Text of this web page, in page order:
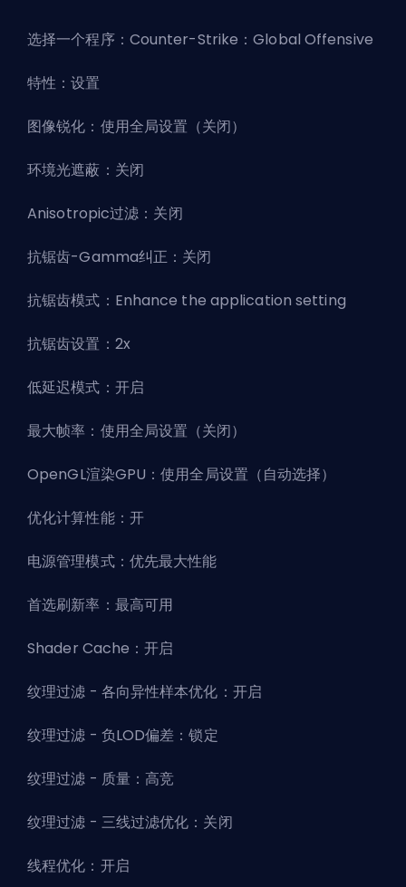
选择一个程序：Counter-Strike：Global Offensive
特性：设置
图像锐化：使用全局设置（关闭）
环境光遮蔽：关闭
Anisotropic过滤：关闭
抗锯齿-Gamma纠正：关闭
抗锯齿模式：Enhance the application setting
抗锯齿设置：2x
低延迟模式：开启
最大帧率：使用全局设置（关闭）
OpenGL渲染GPU：使用全局设置（自动选择）
优化计算性能：开
电源管理模式：优先最大性能
首选刷新率：最高可用
Shader Cache：开启
纹理过滤 - 各向异性样本优化：开启
纹理过滤 - 负LOD偏差：锁定
纹理过滤 - 质量：高竞
纹理过滤 - 三线过滤优化：关闭
线程优化：开启